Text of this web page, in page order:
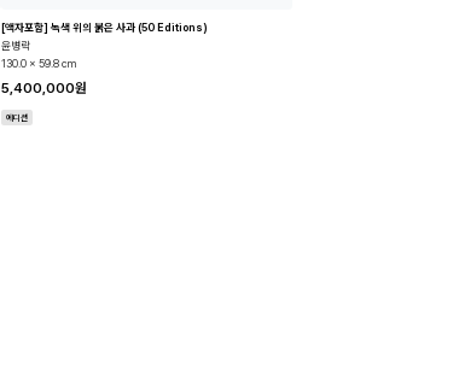
[액자포함] 녹색 위의 붉은 사과 (50 Editions)
윤병락
130.0 x 59.8 cm
5,400,000원
에디션